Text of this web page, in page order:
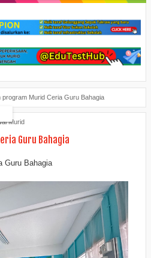
program Murid Ceria Guru Bahagia
Murid
Guru Bahagia
Guru Bahagia